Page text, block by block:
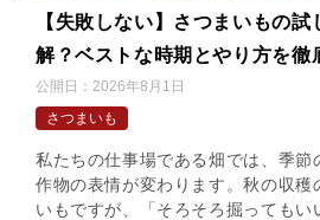
【失敗しない】さつまいもの
解？ベストな時期とやり方を徹
公開日： 2026年8月1日
さつまいも
私たちの仕事場である畑では、季節
作物の表情が変わります。秋の収穫
いもですが、「そろそろ掘ってもい